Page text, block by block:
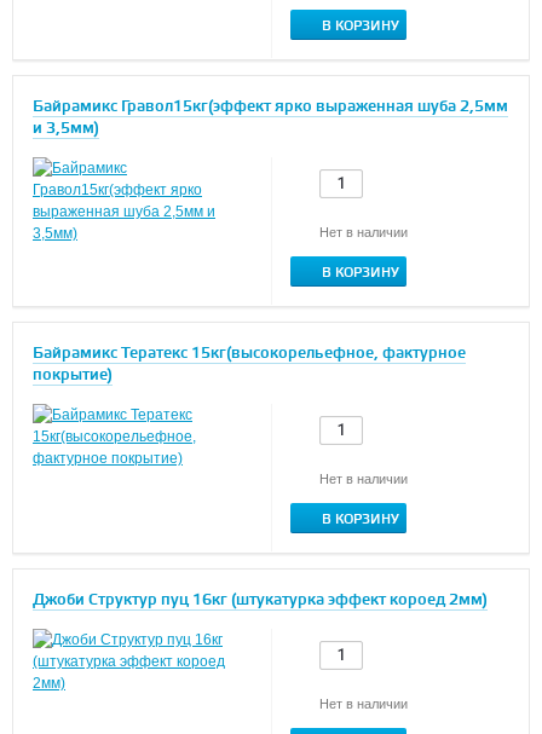
В КОРЗИНУ
Байрамикс Гравол15кг(эффект ярко выраженная шуба 2,5мм
и 3,5мм)
Нет в наличии
В КОРЗИНУ
Байрамикс Тератекс 15кг(высокорельефное, фактурное
покрытие)
Нет в наличии
В КОРЗИНУ
Джоби Структур пуц 16кг (штукатурка эффект короед 2мм)
Нет в наличии